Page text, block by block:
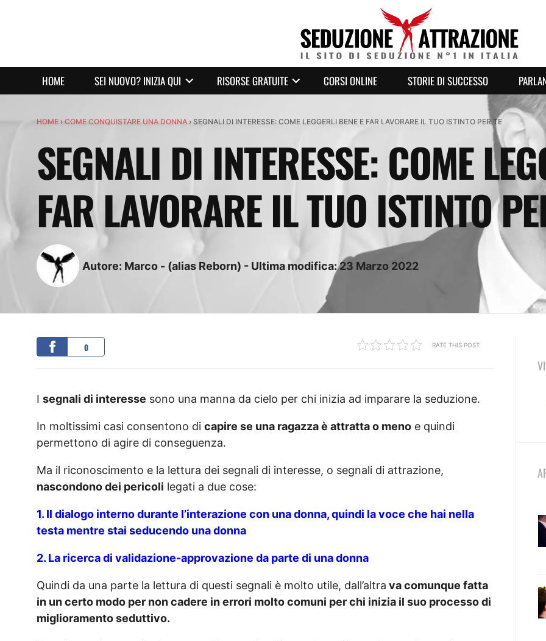
HOME SEI NUOVO? INIZIA QUI RISORSE GRATUITE CORSI ONLINE STORIE DI SUCCESSO
HOME ›COME CONQUISTARE UNA DONNA ›SEGNALI DI INTERESSE: COME LEGGERLI BENE E FAR LAVORARE IL TUO ISTINTO PER TE
SEGNALI DI INTERESSE: COME
FAR LAVORARE IL TUO ISTINTO
Autore: Marco - (alias Reborn) - Ultima modifica:23 Marzo 2022
0 RATE THIS POST
Isegnali di interesse sono una manna da cielo per chi inizia ad imparare la seduzione.
In moltissimi casi consentono dicapire se una ragazza è attratta o meno e quindi
permettono di agire di conseguenza.
Ma il riconoscimento e la lettura dei segnali di interesse, o segnali di attrazione,
nascondono dei pericoli legati a due cose:
1. Il dialogo interno durante l’interazione con una donna, quindi la voce che hai nella
testa mentre stai seducendo una donna
2. La ricerca di validazione-approvazione da parte di una donna
Quindi da una parte la lettura di questi segnali è molto utile, dall’altra va comunque fatta
in un certo modo per non cadere in errori molto comuni per chi inizia il suo processo di
miglioramento seduttivo.